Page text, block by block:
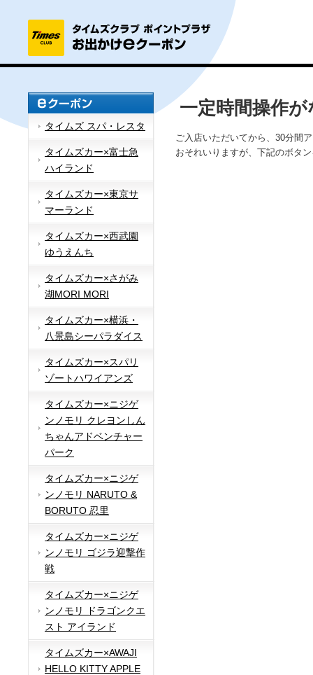
タイムズ スパ・レスタ
タイムズカー×富士急
ハイランド
タイムズカー×東京サ
マーランド
タイムズカー×西武園
ゆうえんち
タイムズカー×さがみ
湖MORI MORI
タイムズカー×横浜・
八景島シーパラダイス
タイムズカー×スパリ
ゾートハワイアンズ
タイムズカー×ニジゲ
ンノモリ クレヨンしん
ちゃんアドベンチャー
パーク
タイムズカー×ニジゲ
ンノモリ NARUTO &
BORUTO 忍里
タイムズカー×ニジゲ
ンノモリ ゴジラ迎撃作
戦
タイムズカー×ニジゲ
ンノモリ ドラゴンクエ
スト アイランド
タイムズカー×AWAJI
HELLO KITTY APPLE
一定時間操作
ご入店いただいてから、30分間
おそれいりますが、下記のボタ